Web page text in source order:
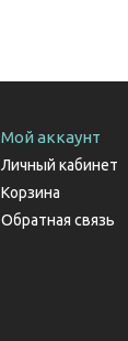
Мой аккаунт
Личный кабинет
Корзина
Обратная связь